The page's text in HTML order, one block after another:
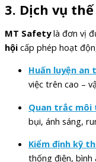
3. Dịch vụ
MT Safetylà đơn vị
hội cấp phép hoạt
Huấn luyện an
việc trên cao –
Quan trắc
bụi, ánh sáng,
Kiểm định kỹ
thống điện, bình